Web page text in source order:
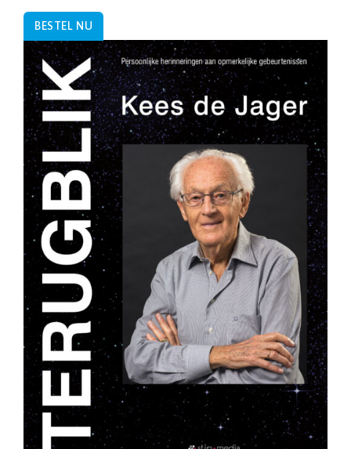
BESTEL NU